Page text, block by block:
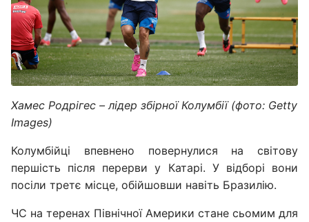
Хамес Родрігес – лідер збірної Колумбії (фото: Getty
Images)
Колумбійці впевнено повернулися на світову
першість після перерви у Катарі. У відборі вони
посіли третє місце, обійшовши навіть Бразилію.
ЧС на теренах Північної Америки стане сьомим для